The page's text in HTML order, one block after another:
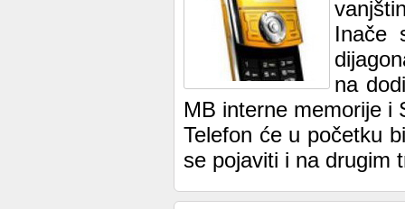
Inače
na
MB interne memorije i
Telefon će u početku
se pojaviti i na drugim